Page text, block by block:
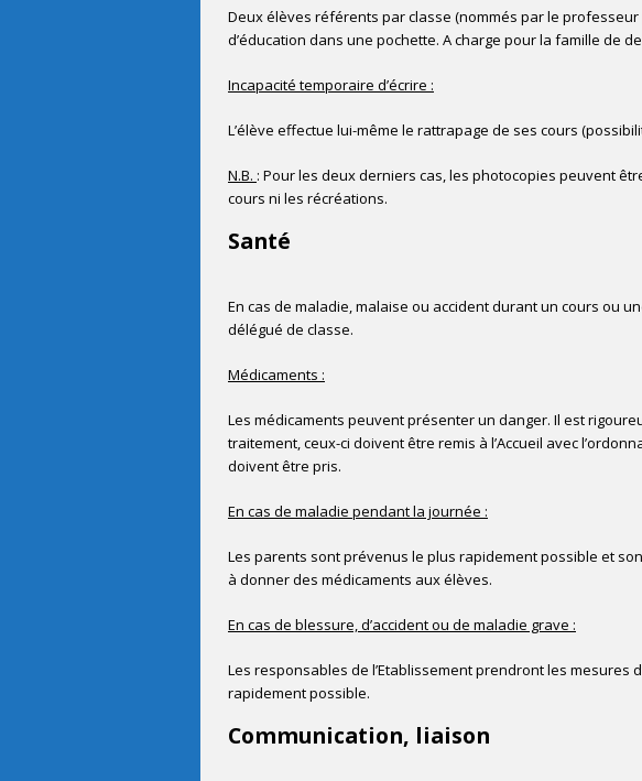
Deux élèves référents par classe (nommés par le
d’éducation dans une pochette. A charge pour la famille de
Incapacité temporaire d’écrire :
L’élève effectue lui-même le rattrapage de ses cours
N.B. : Pour les deux derniers cas, les photocopies peuvent
cours ni les récréations.
Santé
En cas de maladie, malaise ou accident durant un cours ou
délégué de classe.
Médicaments :
Les médicaments peuvent présenter un danger. Il est
traitement, ceux-ci doivent être remis à l’Accueil avec
doivent être pris.
En cas de maladie pendant la journée :
Les parents sont prévenus le plus rapidement possible et
à donner des médicaments aux élèves.
En cas de blessure, d’accident ou de maladie grave :
Les responsables de l’Etablissement prendront les mesures
rapidement possible.
Communication, liaison